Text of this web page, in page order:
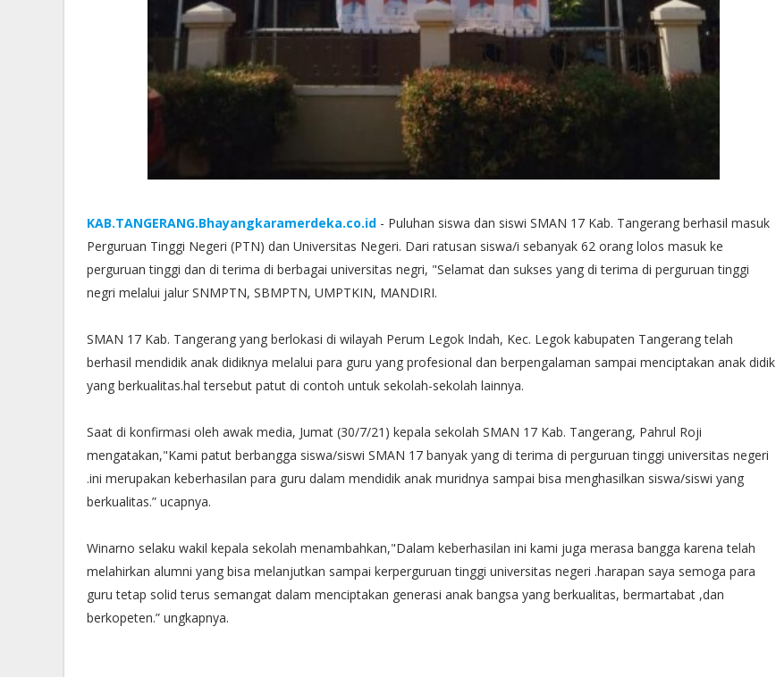
KAB.TANGERANG.Bhayangkaramerdeka.co.id - Puluhan siswa dan siswi SMAN 17 Kab. Tangerang berhasil masuk
Perguruan Tinggi Negeri (PTN) dan Universitas Negeri. Dari ratusan siswa/i sebanyak 62 orang lolos masuk ke
perguruan tinggi dan di terima di berbagai universitas negri, "Selamat dan sukses yang di terima di perguruan tinggi
negri melalui jalur SNMPTN, SBMPTN, UMPTKIN, MANDIRI.
SMAN 17 Kab. Tangerang yang berlokasi di wilayah Perum Legok Indah, Kec. Legok kabupaten Tangerang telah
berhasil mendidik anak didiknya melalui para guru yang profesional dan berpengalaman sampai menciptakan anak didik
yang berkualitas.hal tersebut patut di contoh untuk sekolah-sekolah lainnya.
Saat di konfirmasi oleh awak media, Jumat (30/7/21) kepala sekolah SMAN 17 Kab. Tangerang, Pahrul Roji
mengatakan,"Kami patut berbangga siswa/siswi SMAN 17 banyak yang di terima di perguruan tinggi universitas negeri
.ini merupakan keberhasilan para guru dalam mendidik anak muridnya sampai bisa menghasilkan siswa/siswi yang
berkualitas.” ucapnya.
Winarno selaku wakil kepala sekolah menambahkan,"Dalam keberhasilan ini kami juga merasa bangga karena telah
melahirkan alumni yang bisa melanjutkan sampai kerperguruan tinggi universitas negeri .harapan saya semoga para
guru tetap solid terus semangat dalam menciptakan generasi anak bangsa yang berkualitas, bermartabat ,dan
berkopeten.” ungkapnya.